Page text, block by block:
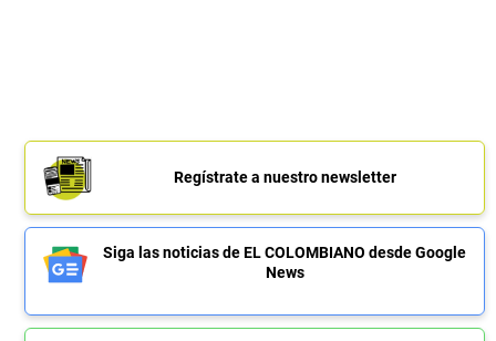
Regístrate a nuestro newsletter
Siga las noticias de EL COLOMBIANO desde Google
News